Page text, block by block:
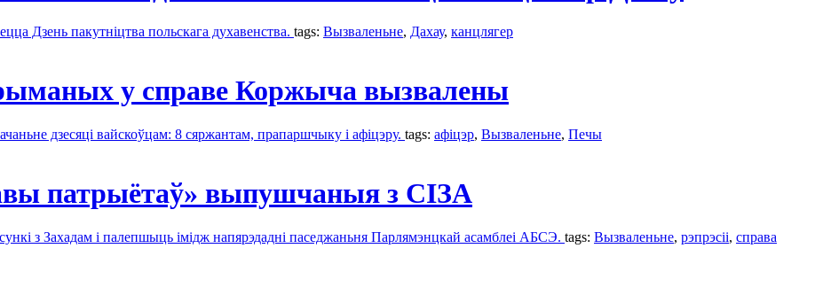
Дзень пакутніцтва польскага духавенства. tags: Вызваленьне, Дахау, канцлягер
у справе Коржыча вызвалены
дзесяці вайскоўцам: 8 сяржантам, прапаршчыку і афіцэру. tags: афіцэр, Вызваленьне, Печы
патрыётаў» выпушчаныя з СІЗА
з Захадам і палепшыць імідж напярэдадні паседжаньня Парлямэнцкай асамблеі АБСЭ. tags: Вызваленьне, рэпрэсіі, справа